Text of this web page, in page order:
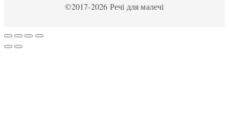
©2017-2026 Речі для малечі